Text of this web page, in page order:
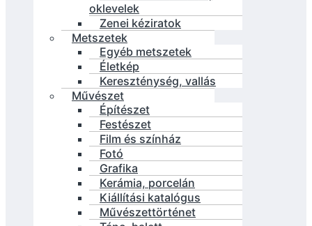
oklevelek
Zenei kéziratok
Metszetek
Egyéb metszetek
Életkép
Kereszténység, vallás
Művészet
Építészet
Festészet
Film és színház
Fotó
Grafika
Kerámia, porcelán
Kiállítási katalógus
Művészettörténet